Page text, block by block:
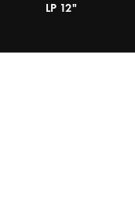
LP 12"